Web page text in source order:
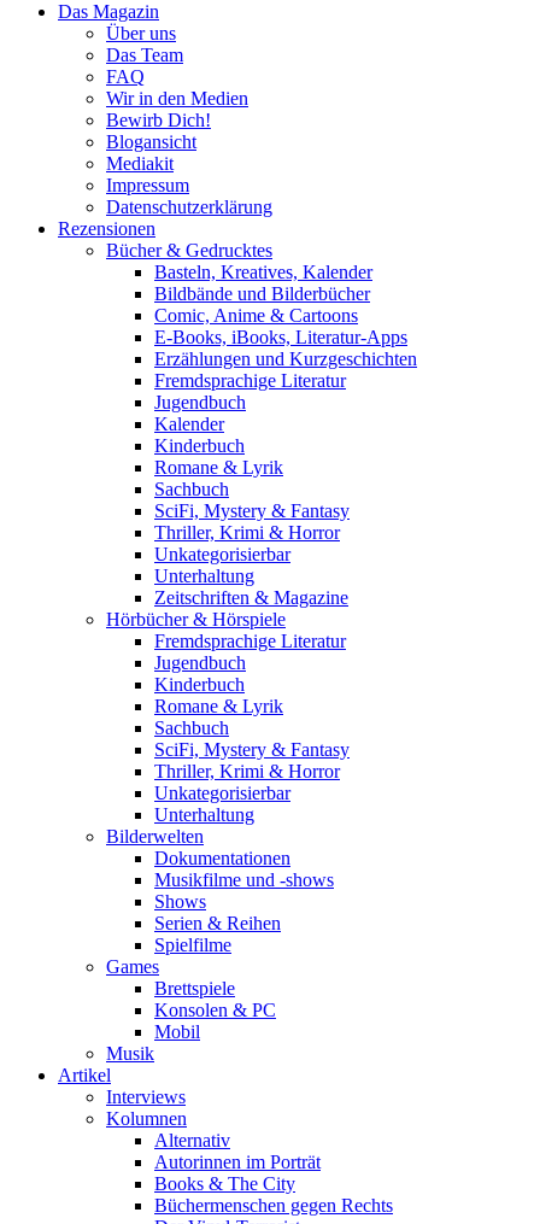
Das Magazin
Über uns
Das Team
FAQ
Wir in den Medien
Bewirb Dich!
Blogansicht
Mediakit
Impressum
Datenschutzerklärung
Rezensionen
Bücher & Gedrucktes
Basteln, Kreatives, Kalender
Bildbände und Bilderbücher
Comic, Anime & Cartoons
E-Books, iBooks, Literatur-Apps
Erzählungen und Kurzgeschichten
Fremdsprachige Literatur
Jugendbuch
Kalender
Kinderbuch
Romane & Lyrik
Sachbuch
SciFi, Mystery & Fantasy
Thriller, Krimi & Horror
Unkategorisierbar
Unterhaltung
Zeitschriften & Magazine
Hörbücher & Hörspiele
Fremdsprachige Literatur
Jugendbuch
Kinderbuch
Romane & Lyrik
Sachbuch
SciFi, Mystery & Fantasy
Thriller, Krimi & Horror
Unkategorisierbar
Unterhaltung
Bilderwelten
Dokumentationen
Musikfilme und -shows
Shows
Serien & Reihen
Spielfilme
Games
Brettspiele
Konsolen & PC
Mobil
Musik
Artikel
Interviews
Kolumnen
Alternativ
Autorinnen im Porträt
Books & The City
Büchermenschen gegen Rechts